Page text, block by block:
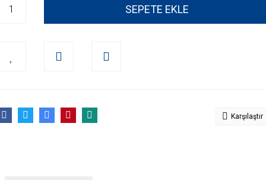
SEPETE EKLE
Karşılaştır